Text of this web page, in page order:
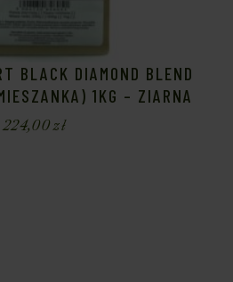
BLACK DIAMOND BLEND
1KG – ZIARNA
224,00zł